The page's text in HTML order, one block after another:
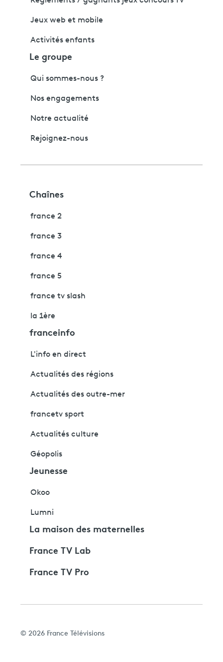
Jeux web et mobile
Activités enfants
Le groupe
Qui sommes-nous ?
Nos engagements
Notre actualité
Rejoignez-nous
Chaînes
france 2
france 3
france 4
france 5
france tv slash
la 1ère
franceinfo
L'info en direct
Actualités des régions
Actualités des outre-mer
francetv sport
Actualités culture
Géopolis
Jeunesse
Okoo
Lumni
La maison des maternelles
France TV Lab
France TV Pro
© 2026 France Télévisions